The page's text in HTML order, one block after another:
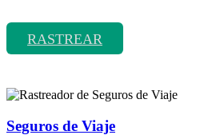
RASTREAR
Seguros de Viaje